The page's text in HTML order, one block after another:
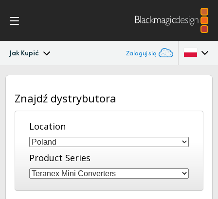
Jak Kupić Zaloguj się
Teranex Mini
Przepływ pracy
Modele
Specyfikacje
Australia
Austria
Brazil
Canada
Znajdź dystrybutora
Location
Product Series